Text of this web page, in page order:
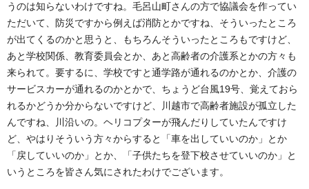
うのは知らないわけですね。毛呂山町さんの方で協議会を作ってい
ただいて、防災ですから例えば消防とかですね、そういったところ
が出てくるのかと思うと、もちろんそういったところもですけど、
あと学校関係、教育委員会とか、あと高齢者の介護系とかの方々も
来られて。要するに、学校ですと通学路が通れるのかとか、介護の
サービスカーが通れるのかとかで、ちょうど台風19号、覚えておら
れるかどうか分からないですけど、川越市で高齢者施設が孤立した
んですね、川沿いの。ヘリコプターが飛んだりしていたんですけ
ど、やはりそういう方々からすると「車を出していいのか」とか
「戻していいのか」とか、「子供たちを登下校させていいのか」と
いうところを皆さん気にされたわけでございます。